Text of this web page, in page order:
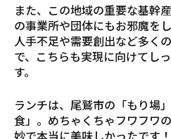
また、この地域の重要な基幹
の事業所や団体にもお邪魔を
人手不足や需要創出など多く
で、こちらも実現に向けてし
す。
ランチは、尾鷲市の「もり場
食」。めちゃくちゃフワフワ
妙で本当に美味しかったです！